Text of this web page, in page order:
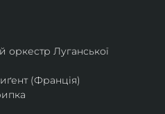
оркестр Луганської
(Франція)